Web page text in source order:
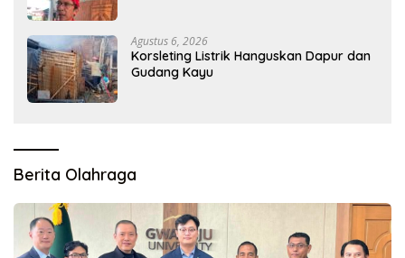
Agustus 6, 2026
Korsleting Listrik Hanguskan Dapur dan
Gudang Kayu
Berita Olahraga